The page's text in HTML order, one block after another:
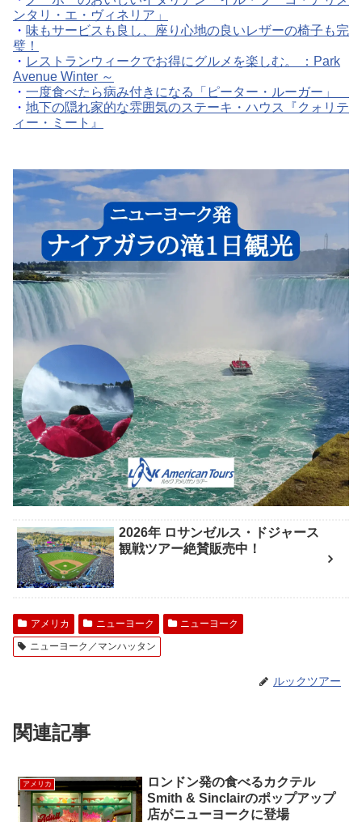
ンタリ・エ・ヴィネリア」
・ 味もサービスも良し、座り心地の良いレザーの椅子も完
璧！
・ レストランウィークでお得にグルメを楽しむ。 ：Park
Avenue Winter ～
・ 一度食べたら病み付きになる「ピーター・ルーガー」
・ 地下の隠れ家的な雰囲気のステーキ・ハウス『クォリテ
ィー・ミート』
2026年 ロサンゼルス・ドジャース
観戦ツアー絶賛販売中！
アメリカ ニューヨーク
ニューヨーク
ニューヨーク／マンハッタン
ルックツアー
関連記事
アメリカ
ロンドン発の食べるカクテル
Smith & Sinclairのポップアップ
店がニューヨークに登場